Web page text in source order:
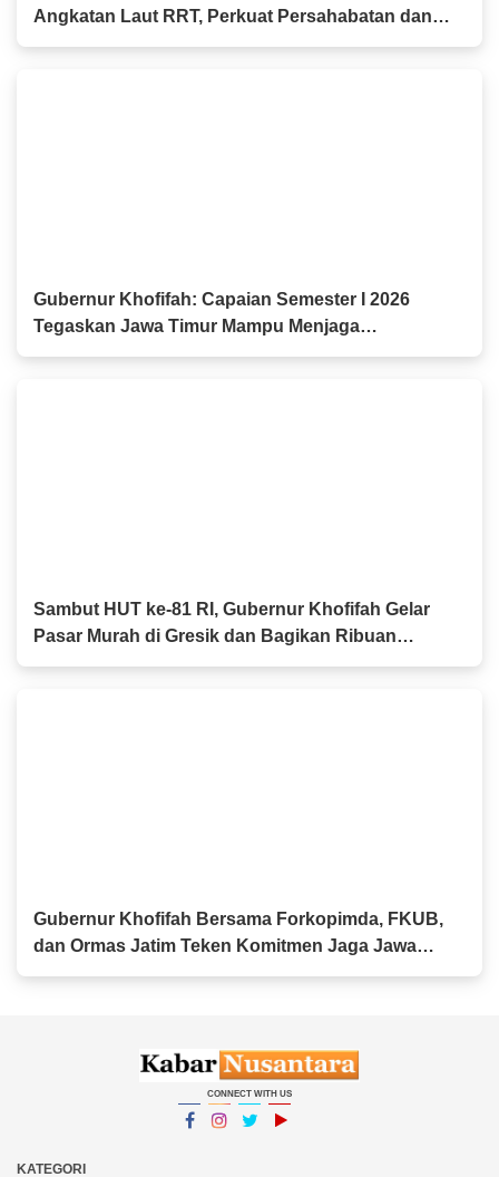
Angkatan Laut RRT, Perkuat Persahabatan dan
Kerja Sama Industri Perkapalan
Gubernur Khofifah: Capaian Semester I 2026
Tegaskan Jawa Timur Mampu Menjaga
Pertumbuhan Ekonomi Tertinggi di Pulau Jawa
Sambut HUT ke-81 RI, Gubernur Khofifah Gelar
Pasar Murah di Gresik dan Bagikan Ribuan
Bendera Merah Putih
Gubernur Khofifah Bersama Forkopimda, FKUB,
dan Ormas Jatim Teken Komitmen Jaga Jawa
Timur Tetap Damai
CONNECT WITH US
KATEGORI